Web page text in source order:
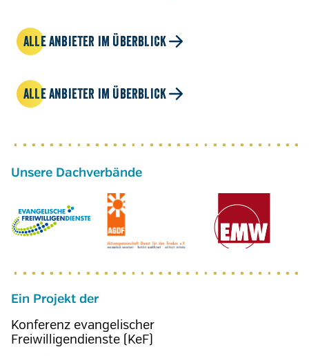
ALLE ANBIETER IM ÜBERBLICK
ALLE ANBIETER IM ÜBERBLICK
Ein Projekt der
Konferenz evangelischer
Freiwilligendienste (KeF)